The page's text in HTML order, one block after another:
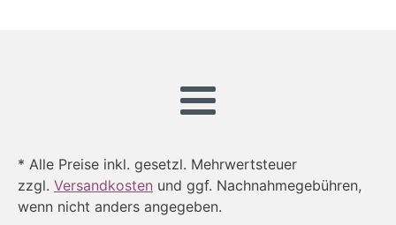
* Alle Preise inkl. gesetzl. Mehrwertsteuer
zzgl. Versandkosten und ggf. Nachnahmegebühren,
wenn nicht anders angegeben.